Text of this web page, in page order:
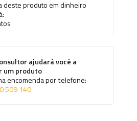
deste produto em dinheiro
ajudará você a
um produto
encomenda por telefone:
509 140